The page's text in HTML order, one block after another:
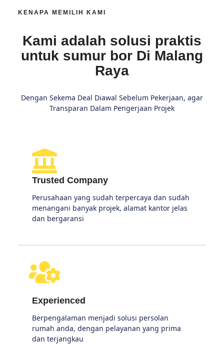
KENAPA MEMILIH KAMI
Kami adalah solusi praktis
untuk sumur bor Di Malang
Raya
Dengan Sekema Deal Diawal Sebelum Pekerjaan, agar
Transparan Dalam Pengerjaan Projek
Trusted Company
Perusahaan yang sudah terpercaya dan sudah
menangani banyak projek, alamat kantor jelas
dan bergaransi
Experienced
Berpengalaman menjadi solusi persolan
rumah anda, dengan pelayanan yang prima
dan terjangkau